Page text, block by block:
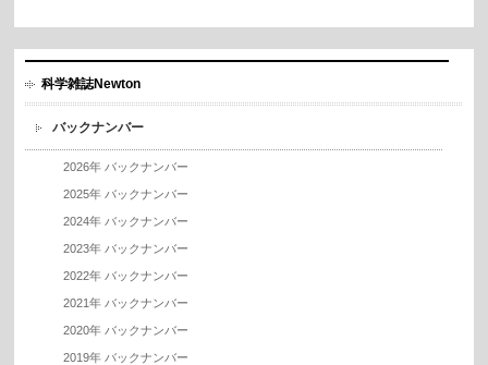
科学雑誌Newton
バックナンバー
2026年 バックナンバー
2025年 バックナンバー
2024年 バックナンバー
2023年 バックナンバー
2022年 バックナンバー
2021年 バックナンバー
2020年 バックナンバー
2019年 バックナンバー